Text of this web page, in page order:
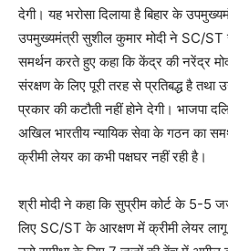
देगी। यह भरोसा दिलाया है बिहार के
उपमुख्यमंत्री सुशील कुमार मोदी ने SC/ST
समर्थन करते हुए कहा कि केंद्र की नरेंद्र
संरक्षण के लिए पूरी तरह से प्रतिबद्ध है तथा
प्रकार की कटौती नहीं होने देगी। भाजपा
अखिल भारतीय न्यायिक सेवा के गठन का
क्रीमी लेयर का कभी पक्षघर नहीं रही है।
श्री मोदी ने कहा कि सुप्रीम कोर्ट के 5-5
लिए SC/ST के आरक्षण में क्रीमी लेयर